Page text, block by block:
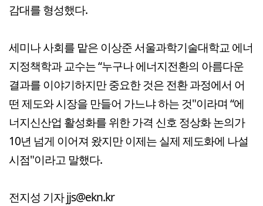
감대를 형성했다.
세미나 사회를 맡은 이상준 서울과학기술대학교 에너
지정책학과 교수는 “누구나 에너지전환의 아름다운
결과를 이야기하지만 중요한 것은 전환 과정에서 어
떤 제도와 시장을 만들어 가느냐 하는 것"이라며 “에
너지신산업 활성화를 위한 가격 신호 정상화 논의가
10년 넘게 이어져 왔지만 이제는 실제 제도화에 나설
시점"이라고 말했다.
전지성 기자 jjs@ekn.kr